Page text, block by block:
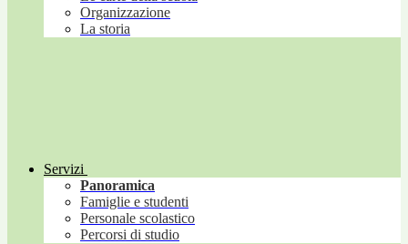
Organizzazione
La storia
Servizi
Panoramica
Famiglie e studenti
Personale scolastico
Percorsi di studio